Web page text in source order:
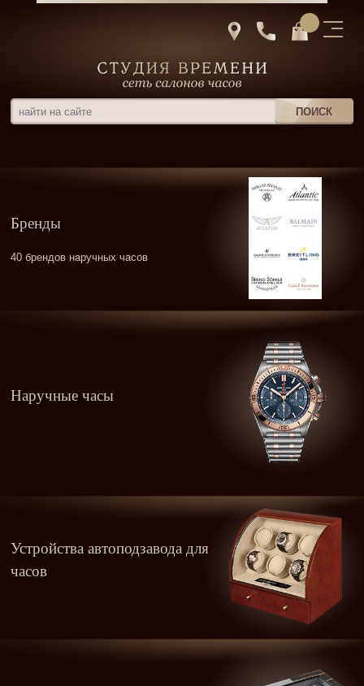
Бренды
40 брендов наручных часов
Наручные часы
Устройства автоподзавода для
часов